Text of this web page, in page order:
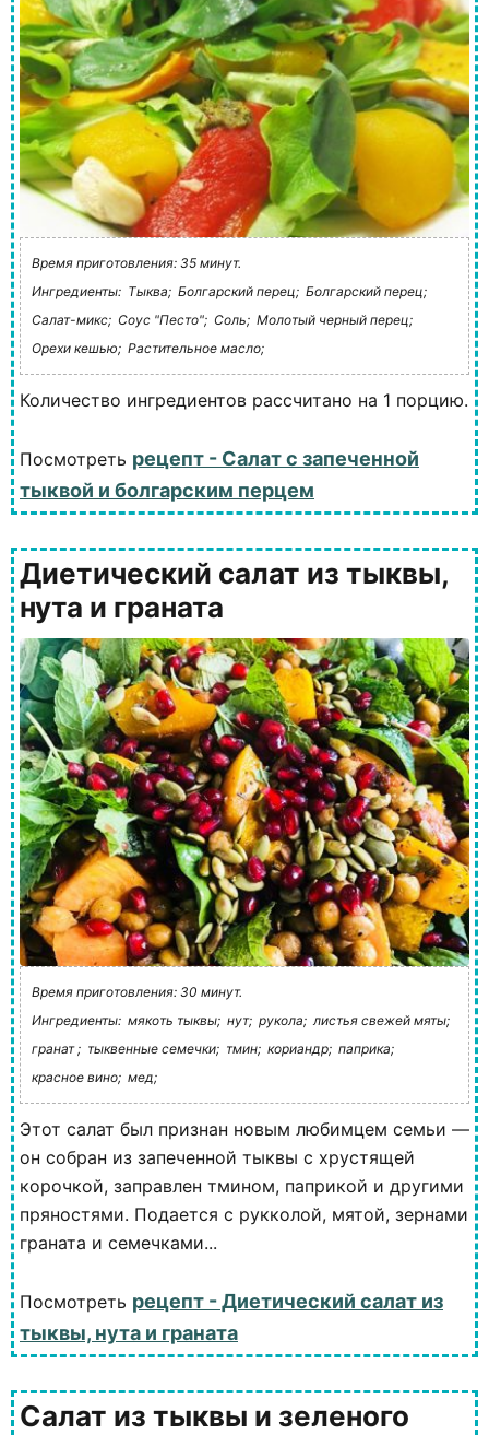
Время приготовления: 35 минут.
Ингредиенты: Тыква; Болгарский перец; Болгарский перец;
Салат-микс; Соус "Песто"; Соль; Молотый черный перец;
Орехи кешью; Растительное масло;
Количество ингредиентов рассчитано на 1 порцию.
Посмотреть рецепт - Салат с запеченной
тыквой и болгарским перцем
Диетический салат из тыквы,
нута и граната
Время приготовления: 30 минут.
Ингредиенты: мякоть тыквы; нут; рукола; листья свежей мяты;
гранат ; тыквенные семечки; тмин; кориандр; паприка;
красное вино; мед;
Этот салат был признан новым любимцем семьи —
он собран из запеченной тыквы с хрустящей
корочкой, заправлен тмином, паприкой и другими
пряностями. Подается с рукколой, мятой, зернами
граната и семечками...
Посмотреть рецепт - Диетический салат из
тыквы, нута и граната
Салат из тыквы и зеленого